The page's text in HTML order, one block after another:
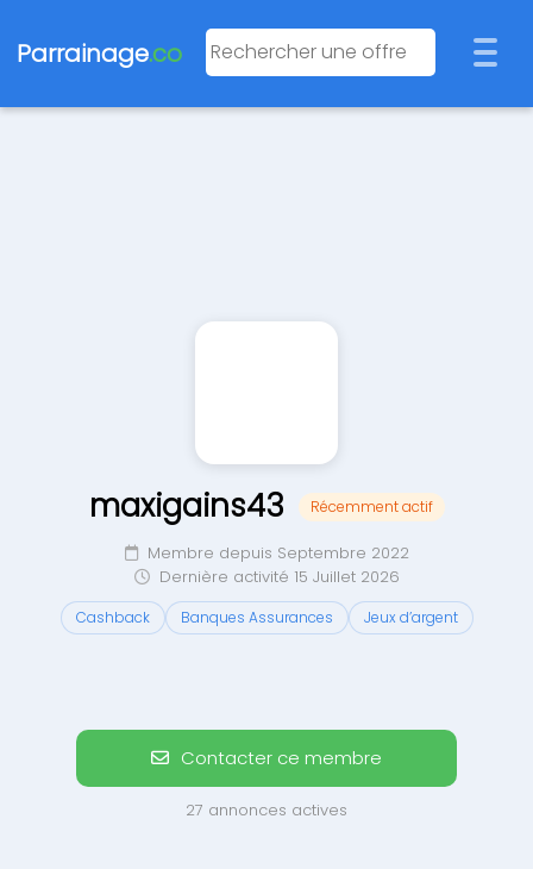
Parrainage.co
maxigains43 Récemment actif
Membre depuis Septembre 2022
Dernière activité 15 Juillet 2026
Cashback Banques Assurances Jeux d’argent
Contacter ce membre
27 annonces actives